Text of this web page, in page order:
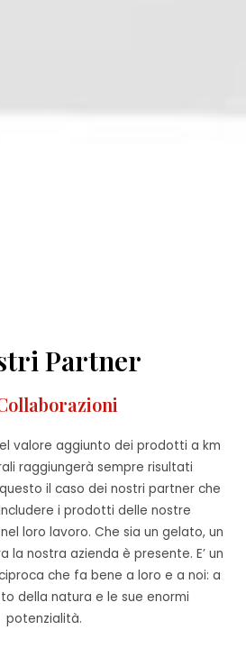
Partner
valore aggiunto dei prodotti a km
raggiungerà sempre risultati
il caso dei nostri partner che
i prodotti delle nostre
loro lavoro. Che sia un gelato, un
la nostra azienda è presente. E’ un
che fa bene a loro e a noi: a
della natura e le sue enormi
potenzialità.